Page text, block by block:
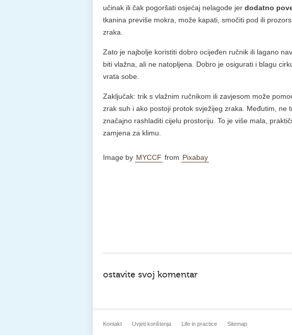
učinak ili čak pogoršati osjećaj nelagode jer dodatno
tkanina previše mokra, može kapati, smočiti pod ili
zraka.
Zato je najbolje koristiti dobro ocijeđen ručnik ili lagano
biti vlažna, ali ne natopljena. Dobro je osigurati i blagu
vrata sobe.
Zaključak: trik s vlažnim ručnikom ili zavjesom može
zrak suh i ako postoji protok svježijeg zraka. Međutim, ne
značajno rashladiti cijelu prostoriju. To je više mala,
zamjena za klimu.
Image by MYCCF from Pixabay
ostavite svoj komentar
Kontakt Uvjeti korištenja Life in practice Sitemap